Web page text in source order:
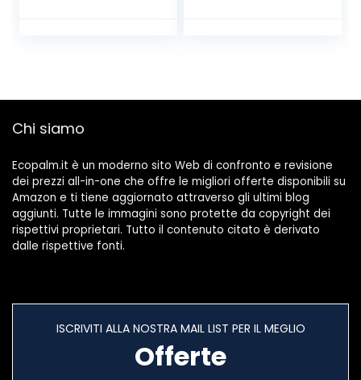
Valentino,B
Chi siamo
Ecopalm.it è un moderno sito Web di confronto e revisione
dei prezzi all-in-one che offre le migliori offerte disponibili su
Amazon e ti tiene aggiornato attraverso gli ultimi blog
aggiunti. Tutte le immagini sono protette da copyright dei
rispettivi proprietari. Tutto il contenuto citato è derivato
dalle rispettive fonti.
ISCRIVITI ALLA NOSTRA MAIL LIST PER IL MEGLIO
Offerte